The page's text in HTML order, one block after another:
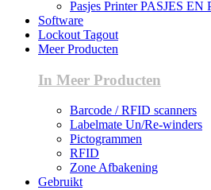
Pasjes Printer PASJES
Software
Lockout Tagout
Meer Producten
In Meer Producten
Barcode / RFID scanners
Labelmate Un/Re-winders
Pictogrammen
RFID
Zone Afbakening
Gebruikt